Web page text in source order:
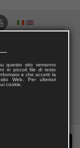
questo sito verranno
in piccoli file di testo
e che accetti la
Web. Per ulteriori
cookie.